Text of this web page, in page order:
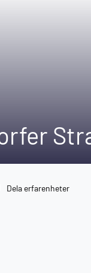
Dela erfarenheter